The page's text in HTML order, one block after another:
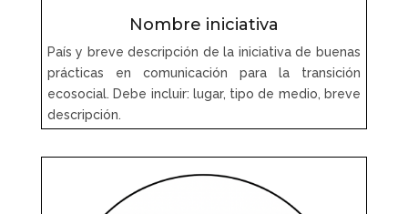
Nombre iniciativa
País y breve descripción de la iniciativa de buenas
prácticas en comunicación para la transición
ecosocial. Debe incluir: lugar, tipo de medio, breve
descripción.